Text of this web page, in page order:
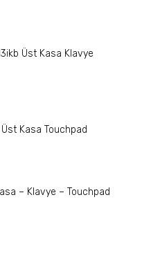
Üst Kasa Klavye
Kasa Touchpad
– Klavye – Touchpad